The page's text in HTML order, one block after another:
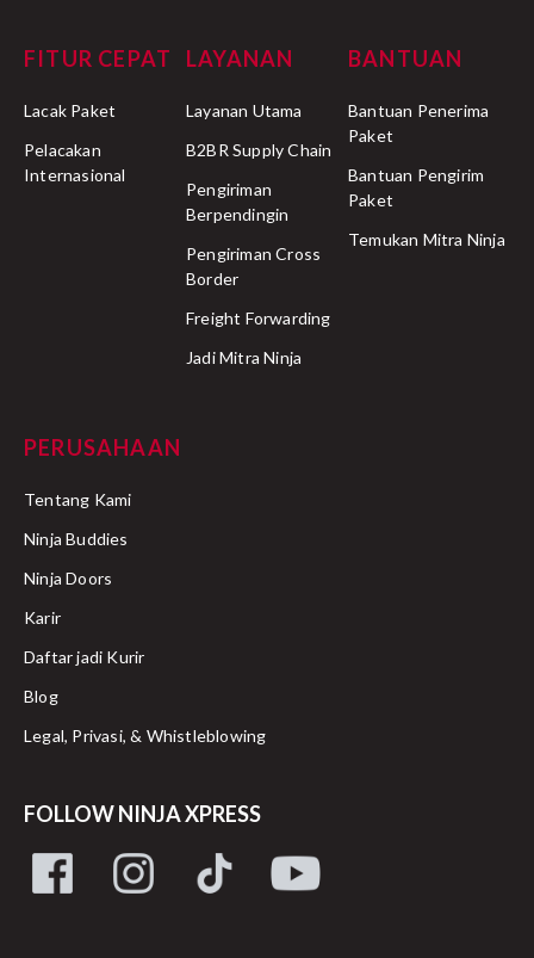
FITUR CEPAT
Lacak Paket
Pelacakan
Internasional
LAYANAN
Layanan Utama
B2BR Supply Chain
Pengiriman
Berpendingin
Pengiriman Cross
Border
Freight Forwarding
Jadi Mitra Ninja
BANTUAN
Bantuan Penerima
Paket
Bantuan Pengirim
Paket
Temukan Mitra Ninja
PERUSAHAAN
Tentang Kami
Ninja Buddies
Ninja Doors
Karir
Daftar jadi Kurir
Blog
Legal, Privasi, & Whistleblowing
FOLLOW NINJA XPRESS